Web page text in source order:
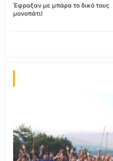
tter
Έφραξαν με μπάρα το δικό τους
μονοπάτι!